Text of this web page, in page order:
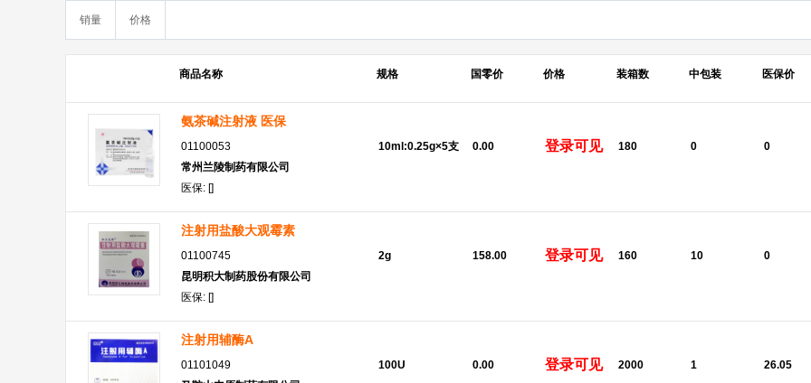
销量 价格
商品名称 规格 国零价 价格 装箱数 中包装 医保价
氨茶碱注射液 医保
01100053
常州兰陵制药有限公司
医保: []
10ml:0.25g×5支 0.00 登录可见 180 0 0
注射用盐酸大观霉素
01100745
昆明积大制药股份有限公司
医保: []
2g 158.00 登录可见 160 10 0
注射用辅酶A
01101049
100U 0.00 登录可见 2000 1 26.05